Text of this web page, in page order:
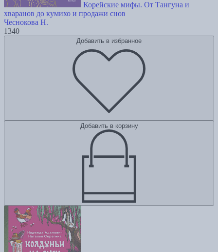
Корейские мифы. От Тангуна и
хваранов до кумихо и продажи снов
Чеснокова Н.
1340
Добавить в избранное
Добавить в корзину